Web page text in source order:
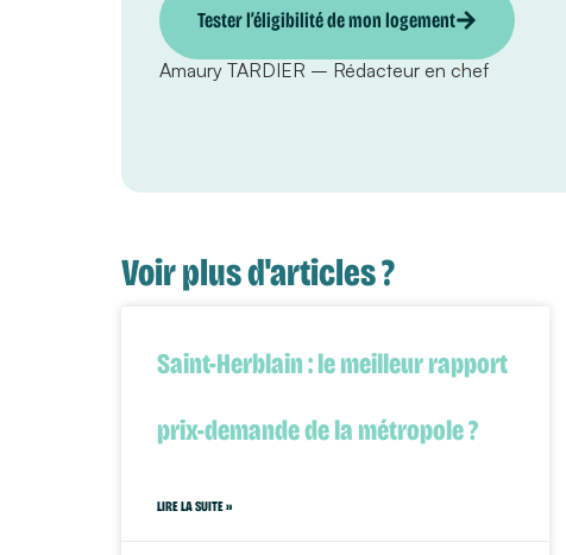
Tester l’éligibilité de mon logement
Amaury TARDIER – Rédacteur en chef
Voir plus d'articles ?
Saint-Herblain : le meilleur rapport
prix-demande de la métropole ?
LIRE LA SUITE »